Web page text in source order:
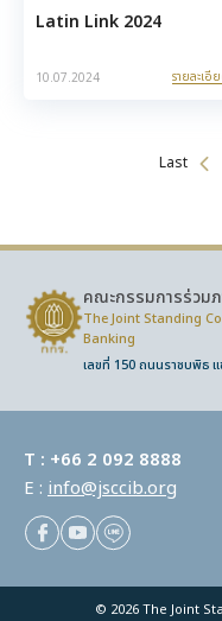
Latin Link 2024
10.07.2024 รายละเอี
Last
คณะกรรมการร่วม
The Joint Standing
Banking
เลขที่ 150 ถนนราชบพิธ
T : +66 2 092 8888
E : info@jsccib.org
© 2026 The Joint